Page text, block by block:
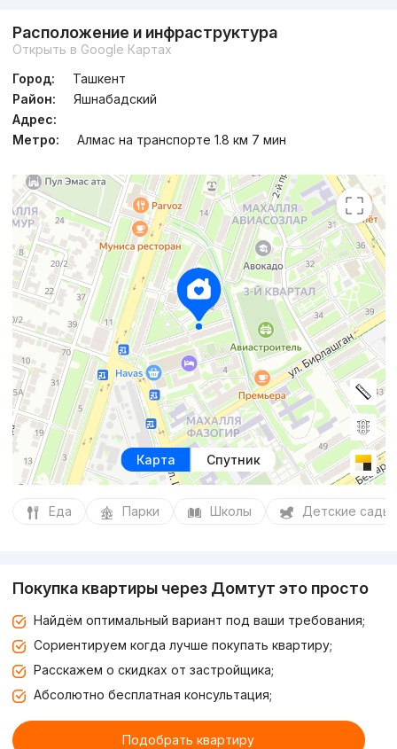
Расположение и инфраструктура
Открыть в Google Картах
Город:
Ташкент
Район:
Яшнабадский
Адрес:
Метро:
Алмас на транспорте 1.8 км 7 мин
Карта Спутник
Еда Парки Школы Детские сады
Покупка квартиры через Домтут это просто
Найдём оптимальный вариант под ваши требования;
Сориентируем когда лучше покупать квартиру;
Расскажем о скидках от застройщика;
Абсолютно бесплатная консультация;
Подобрать квартиру